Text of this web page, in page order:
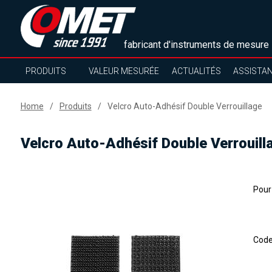
fabricant d'instruments de mesure
PRODUITS VALEUR MESURÉE ACTUALITÉS
Home Produits Velcro Auto-Adhésif Double Verrouillage
Velcro Auto-Adhésif Double